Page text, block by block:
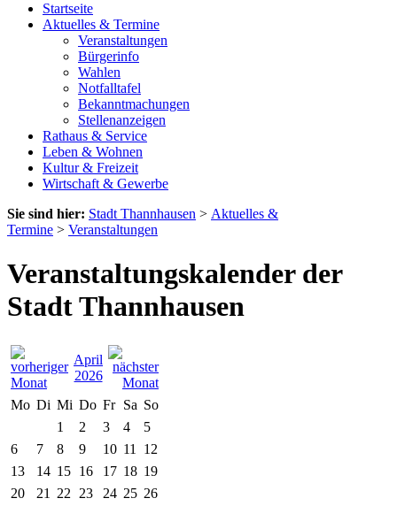
Startseite
Aktuelles & Termine
Veranstaltungen
Bürgerinfo
Wahlen
Notfalltafel
Bekanntmachungen
Stellenanzeigen
Rathaus & Service
Leben & Wohnen
Kultur & Freizeit
Wirtschaft & Gewerbe
Sie sind hier: Stadt Thannhausen > Aktuelles &
Termine > Veranstaltungen
Veranstaltungskalender der
Stadt Thannhausen
April
2026
Mo Di Mi Do Fr Sa So
1
2 3 4
5
6
7 8 9 10 11
12
13
14 15 16 17 18 19
20
21 22 23 24 25 26